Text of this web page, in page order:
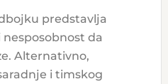
predstavlja
da
Alternativno,
i timskog